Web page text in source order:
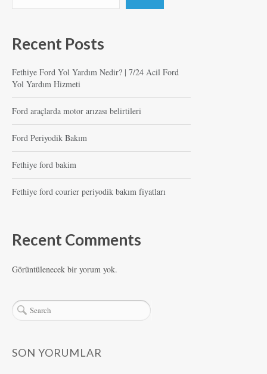
Recent Posts
Fethiye Ford Yol Yardım Nedir? | 7/24 Acil Ford
Yol Yardım Hizmeti
Ford araçlarda motor arızası belirtileri
Ford Periyodik Bakım
Fethiye ford bakim
Fethiye ford courier periyodik bakım fiyatları
Recent Comments
Görüntülenecek bir yorum yok.
SON YORUMLAR